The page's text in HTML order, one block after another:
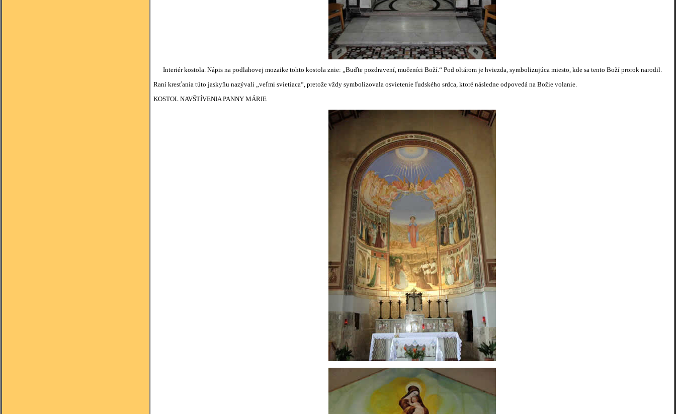
Interiér kostola. Nápis na podlahovej mozaike tohto kostola znie: „Buďte pozdravení, mučeníci Boží.“ Pod oltárom je hviezda, symbolizujúca miesto, kde sa tento Boží prorok narodil.
Raní kresťania túto jaskyňu nazývali „veľmi svietiaca“, pretože vždy symbolizovala osvietenie ľudského srdca, ktoré následne odpovedá na Božie volanie.
KOSTOL NAVŠTÍVENIA PANNY MÁRIE